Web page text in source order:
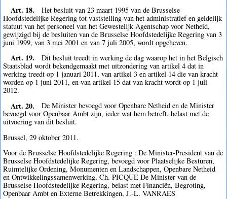
Art. 18.
Het besluit van 23 maart 1995 van de Brusselse
Hoofdstedelijke Regering tot vaststelling van het administratief en geldelijk
statuut van het personeel van het Gewestelijk Agentschap voor Netheid,
gewijzigd bij de besluiten van de Brusselse Hoofdstedelijke Regering van 3
juni 1999, van 3 mei 2001 en van 7 juli 2005, wordt opgeheven.
Art. 19.
Dit besluit treedt in werking de dag waarop het in het Belgisch
Staatsblad wordt bekendgemaakt met uitzondering van artikel 4 dat in
werking treedt op 1 januari 2011, van artikel 3 en artikel 14 die van kracht
worden op 1 juni 2011, en van artikel 15 dat van kracht wordt op 1 juli
2012.
Art. 20.
De Minister bevoegd voor Openbare Netheid en de Minister
bevoegd voor Openbaar Ambt zijn, ieder wat hem betreft, belast met de
uitvoering van dit besluit.
Brussel, 29 oktober 2011.
Voor de Brusselse Hoofdstedelijke Regering : De Minister-President van de
Brusselse Hoofdstedelijke Regering, bevoegd voor Plaatselijke Besturen,
Ruimtelijke Ordening, Monumenten en Landschappen, Openbare Netheid
en Ontwikkelingssamenwerking, Ch. PICQUE De Minister van de
Brusselse Hoofdstedelijke Regering, belast met Financiën, Begroting,
Openbaar Ambt en Externe Betrekkingen, J.-L. VANRAES